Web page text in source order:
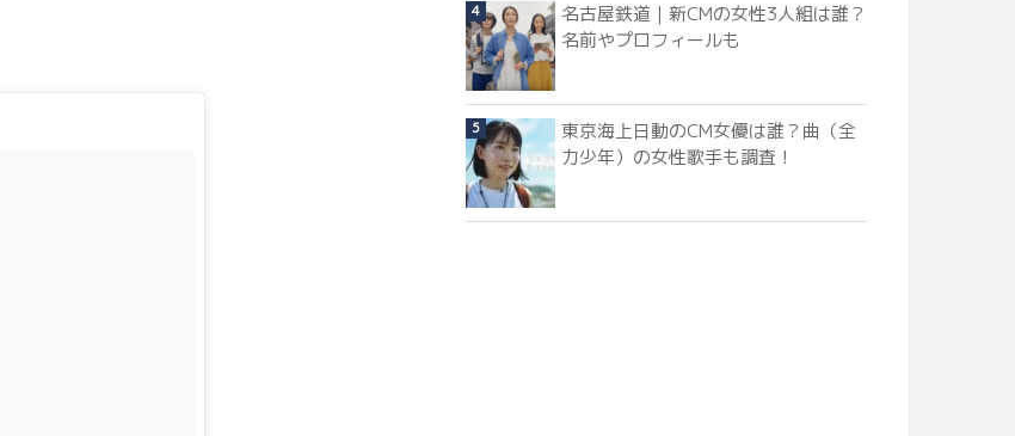
名古屋鉄道｜新CMの女性3人組は誰？
名前やプロフィールも
東京海上日動のCM女優は誰？曲（全
力少年）の女性歌手も調査！